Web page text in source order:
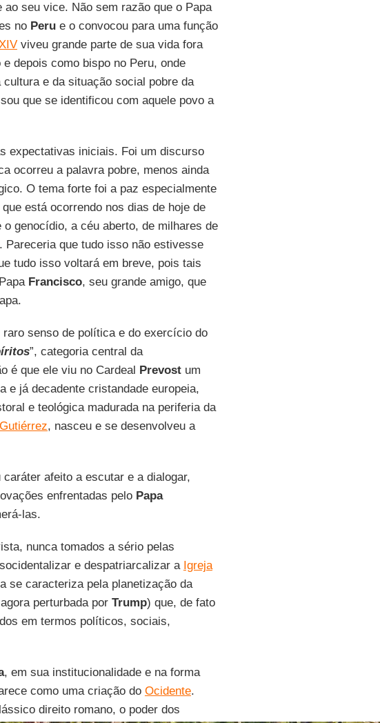
ao seu vice. Não sem razão que o Papa
no Perue o convocou para uma função
viveu grande parte de sua vida fora
depois como bispo no Peru, onde
e da situação social pobre da
que se identificou com aquele povo a
expectativas iniciais. Foi um discurso
ocorreu a palavra pobre, menos ainda
O tema forte foi a paz especialmente
está ocorrendo nos dias de hoje de
genocídio, a céu aberto, de milhares de
Pareceria que tudo isso não estivesse
tudo isso voltará em breve, pois tais
Francisco, seu grande amigo, que
senso de política e do exercício do
”, categoria central da
é que ele viu no Cardeal Prevostum
e já decadente cristandade europeia,
e teológica madurada na periferia da
, nasceu e se desenvolveu a
afeito a escutar e a dialogar,
enfrentadas pelo Papa
las.
nunca tomados a sério pelas
e despatriarcalizar a Igreja
se caracteriza pela planetização da
perturbada por Trump) que, de fato
em termos políticos, sociais,
, em sua institucionalidade e na forma
como uma criação do Ocidente.
direito romano, o poder dos